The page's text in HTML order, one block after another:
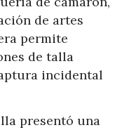
de artes
permite
de talla
incidental
presentó una